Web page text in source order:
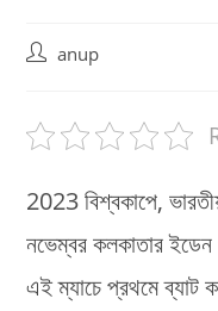
Postanup
2023 বিশ্বকাপে,
নভেম্বর কলকাতার ইডেন
এই ম্যাচে প্রথমে ব্যাট